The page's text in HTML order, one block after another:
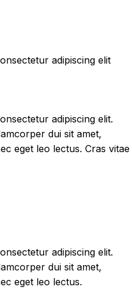
adipiscing elit
adipiscing elit.
dui sit amet,
eget leo lectus. Cras vitae
adipiscing elit.
dui sit amet,
eget leo lectus.